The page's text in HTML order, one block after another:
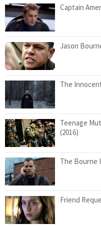
Captain
Jason
The
Teenage
(2016)
The Bourne
Friend